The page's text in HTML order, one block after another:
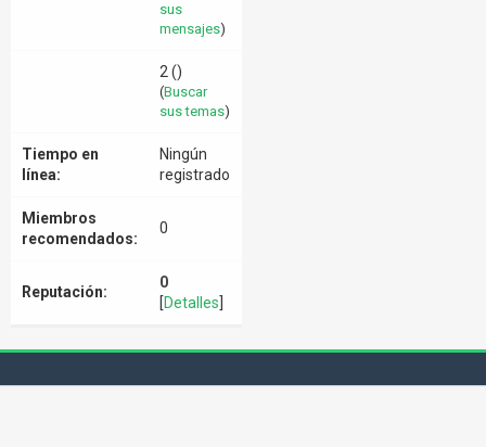
sus
mensajes)
2 ()
(Buscar
sus temas)
Tiempo en
línea:
Ningún
registrado
Miembros
recomendados:
0
Reputación:
0
[Detalles